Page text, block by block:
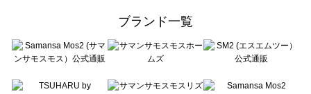
sō4ū（ソウフォーユー）のボトムス一覧
Te chichi（テチチ）のボトムス一覧
Te chichi CLASSIC（テチチ クラシック）のボトムス一覧
Lugnoncure（ルノンキュール）のボトムス一覧
ブランド一覧